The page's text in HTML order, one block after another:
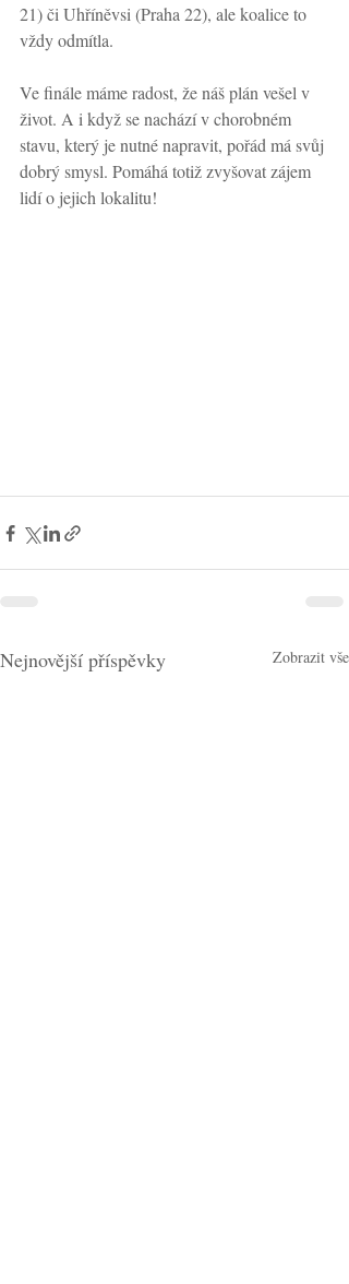
21) či Uhříněvsi (Praha 22), ale koalice to
vždy odmítla.
Ve finále máme radost, že náš plán vešel v
život. A i když se nachází v chorobném
stavu, který je nutné napravit, pořád má svůj
dobrý smysl. Pomáhá totiž zvyšovat zájem
lidí o jejich lokalitu!
Nejnovější příspěvky Zobrazit vše